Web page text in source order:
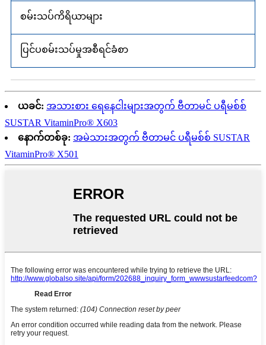
စမ်းသပ်ကိရိယာများ
ပြင်ပစမ်းသပ်မှုအစီရင်ခံစာ
ယခင်: အသားစား ရေနေငါးများအတွက် ဗီတာမင် ပရီမစ်စ်
SUSTAR VitaminPro® X603
နောက်တစ်ခု: အမဲသားအတွက် ဗီတာမင် ပရီမစ်စ် SUSTAR
VitaminPro® X501